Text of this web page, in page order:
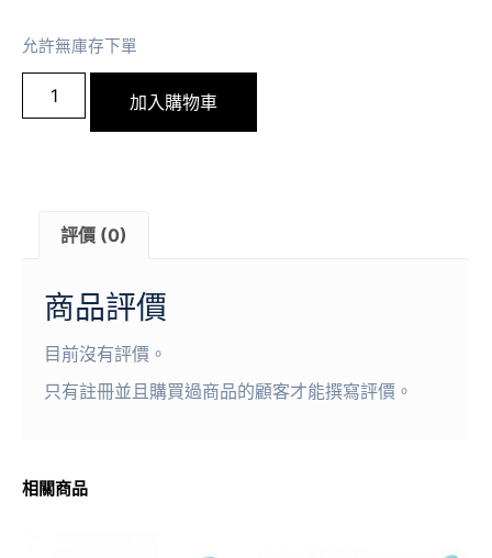
允許無庫存下單
加入購物車
評價 (0)
商品評價
目前沒有評價。
只有註冊並且購買過商品的顧客才能撰寫評價。
相關商品